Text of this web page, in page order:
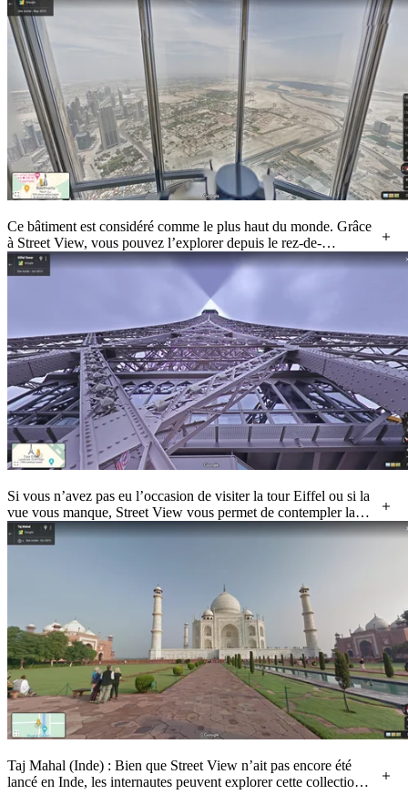
Ce bâtiment est considéré comme le plus haut du monde. Grâce
à Street View, vous pouvez l’explorer depuis le rez-de-
chaussée jusqu’au 154e étage !
Si vous n’avez pas eu l’occasion de visiter la tour Eiffel ou si la
vue vous manque, Street View vous permet de contempler la
Dame de fer ou de profiter d’une vue de Paris depuis son
sommet.
Taj Mahal (Inde) : Bien que Street View n’ait pas encore été
lancé en Inde, les internautes peuvent explorer cette collection